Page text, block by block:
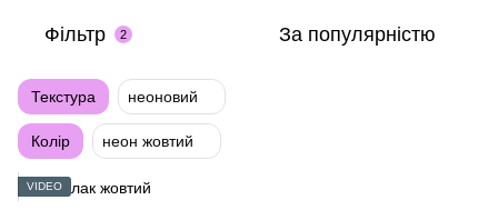
Фільтр 2 За популярністю
Текстура неоновий
Колір неон жовтий
VIDEO